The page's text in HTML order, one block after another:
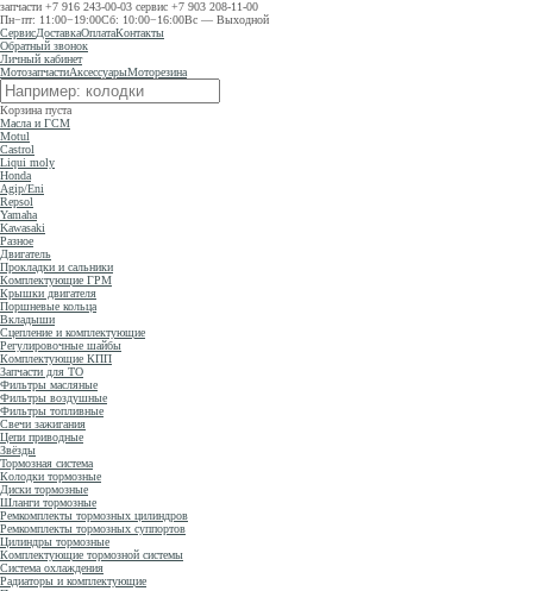
запчасти +7 916 243-00-03 сервис +7 903 208-11-00
Пн−пт: 11:00−19:00Сб: 10:00−16:00Вс — Выходной
СервисДоставкаОплатаКонтакты
Обратный звонок
Личный кабинет
МотозапчастиАксессуарыМоторезина
Корзина пуста
Масла и ГСМ
Motul
Castrol
Liqui moly
Honda
Agip/Eni
Repsol
Yamaha
Kawasaki
Разное
Двигатель
Прокладки и сальники
Комплектующие ГРМ
Крышки двигателя
Поршневые кольца
Вкладыши
Сцепление и комплектующие
Регулировочные шайбы
Комплектующие КПП
Запчасти для ТО
Фильтры масляные
Фильтры воздушные
Фильтры топливные
Свечи зажигания
Цепи приводные
Звёзды
Тормозная система
Колодки тормозные
Диски тормозные
Шланги тормозные
Ремкомплекты тормозных цилиндров
Ремкомплекты тормозных суппортов
Цилиндры тормозные
Комплектующие тормозной системы
Система охлаждения
Радиаторы и комплектующие